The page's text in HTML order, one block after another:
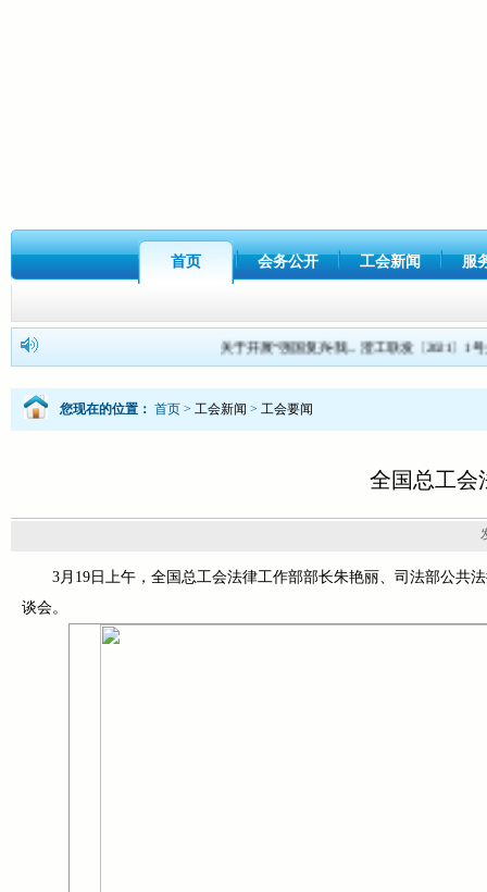
首页 会务公开 工会新闻 服
关于开展“强国复兴•我... 澄工联发〔2021〕1号
您现在的位置： 首页 > 工会新闻 > 工会要闻
全国总工会
3月19日上午，全国总工会法律工作部部长朱艳丽、司法部公共
谈会。